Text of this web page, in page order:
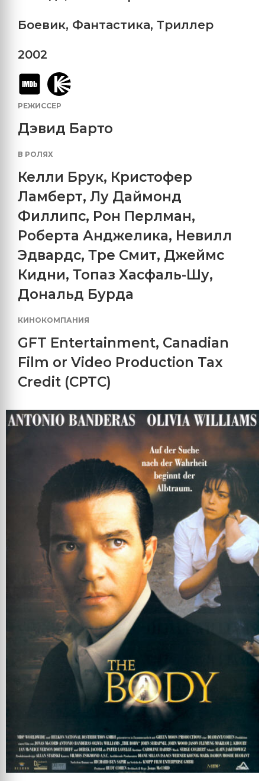
Боевик, Фантастика, Триллер
2002
РЕЖИССЕР
Дэвид Барто
В РОЛЯХ
Келли Брук, Кристофер
Ламберт, Лу Даймонд
Филлипс, Рон Перлман,
Роберта Анджелика, Невилл
Эдвардс, Тре Смит, Джеймс
Кидни, Топаз Хасфаль-Шу,
Дональд Бурда
КИНОКОМПАНИЯ
GFT Entertainment, Canadian
Film or Video Production Tax
Credit (CPTC)